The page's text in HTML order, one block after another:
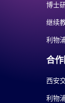
博士
继续
利物
合
西安
利物